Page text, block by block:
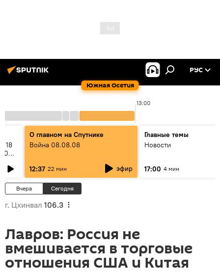
Южная Осетия
РУС
13:00
18
О главном на Спутнике
Война 08.08.08
12:37 22 мин эфир
Главные темы
Новости
17:00 4 мин
Вчера Сегодня
г. Цхинвал 106.3
Лавров: Россия не
вмешивается в торговые
отношения США и Китая